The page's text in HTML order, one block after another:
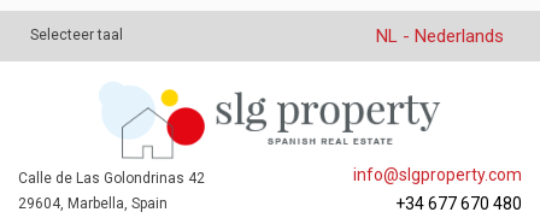
Selecteer taal NL - Nederlands
info@slgproperty.com
+34 677 670 480
Calle de Las Golondrinas 42
29604, Marbella, Spain